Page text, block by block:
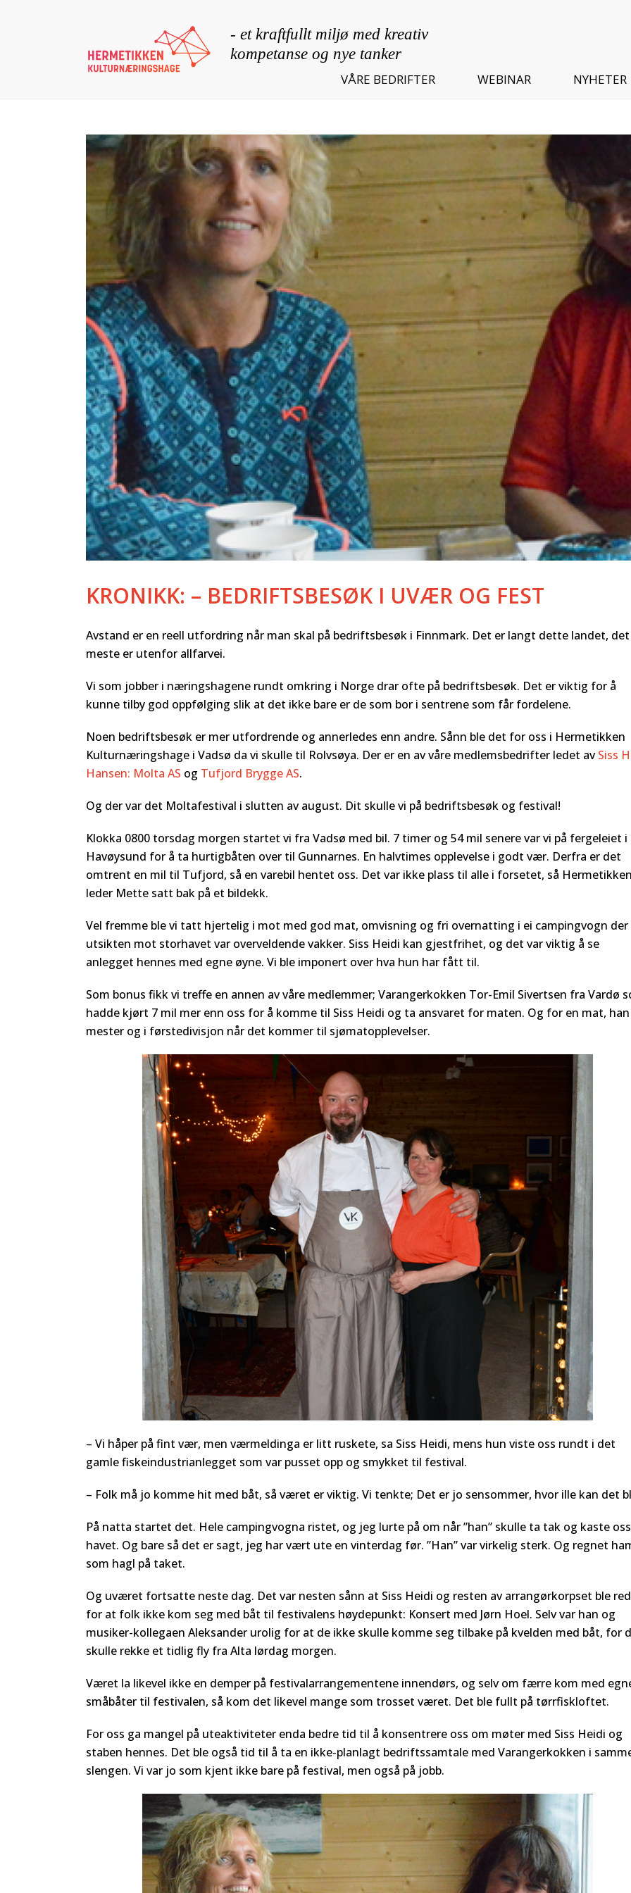
VÅRE BEDRIFTER WEBINAR NYHETER
KRONIKK: – BEDRIFTSBESØK I UVÆR OG FEST
Avstand er en reell utfordring når man skal på bedriftsbesøk i Finnmark. Det er langt dette landet, det
meste er utenfor allfarvei.
Vi som jobber i næringshagene rundt omkring i Norge drar ofte på bedriftsbesøk. Det er viktig for å
kunne tilby god oppfølging slik at det ikke bare er de som bor i sentrene som får fordelene.
Noen bedriftsbesøk er mer utfordrende og annerledes enn andre. Sånn ble det for oss i Hermetikken
Kulturnæringshage i Vadsø da vi skulle til Rolvsøya. Der er en av våre medlemsbedrifter ledet avSiss
Hansen: Molta AS og Tufjord Brygge AS.
Og der var det Moltafestival i slutten av august. Dit skulle vi på bedriftsbesøk og festival!
Klokka 0800 torsdag morgen startet vi fra Vadsø med bil. 7 timer og 54 mil senere var vi på fergeleiet i
Havøysund for å ta hurtigbåten over til Gunnarnes. En halvtimes opplevelse i godt vær. Derfra er det
omtrent en mil til Tufjord, så en varebil hentet oss. Det var ikke plass til alle i forsetet, så
leder Mette satt bak på et bildekk.
Vel fremme ble vi tatt hjertelig i mot med god mat, omvisning og fri overnatting i ei campingvogn der
utsikten mot storhavet var overveldende vakker. Siss Heidi kan gjestfrihet, og det var viktig å se
anlegget hennes med egne øyne. Vi ble imponert over hva hun har fått til.
Som bonus fikk vi treffe en annen av våre medlemmer; Varangerkokken Tor-Emil Sivertsen fra Vardø
hadde kjørt 7 mil mer enn oss for å komme til Siss Heidi og ta ansvaret for maten. Og for en mat,
mester og i førstedivisjon når det kommer til sjømatopplevelser.
– Vi håper på fint vær, men værmeldinga er litt ruskete, sa Siss Heidi, mens hun viste oss rundt i det
gamle fiskeindustrianlegget som var pusset opp og smykket til festival.
– Folk må jo komme hit med båt, så været er viktig. Vi tenkte; Det er jo sensommer, hvor ille kan det
På natta startet det. Hele campingvogna ristet, og jeg lurte på om når ”han” skulle ta tak og kaste
havet. Og bare så det er sagt, jeg har vært ute en vinterdag før. ”Han” var virkelig sterk. Og regnet
som hagl på taket.
Og uværet fortsatte neste dag. Det var nesten sånn at Siss Heidi og resten av arrangørkorpset ble
for at folk ikke kom seg med båt til festivalens høydepunkt: Konsert med Jørn Hoel. Selv var han og
musiker-kollegaen Aleksander urolig for at de ikke skulle komme seg tilbake på kvelden med båt, for
skulle rekke et tidlig fly fra Alta lørdag morgen.
Været la likevel ikke en demper på festivalarrangementene innendørs, og selv om færre kom med
småbåter til festivalen, så kom det likevel mange som trosset været. Det ble fullt på tørrfiskloftet.
For oss ga mangel på uteaktiviteter enda bedre tid til å konsentrere oss om møter med Siss Heidi og
staben hennes. Det ble også tid til å ta en ikke-planlagt bedriftssamtale med Varangerkokken i
slengen. Vi var jo som kjent ikke bare på festival, men også på jobb.